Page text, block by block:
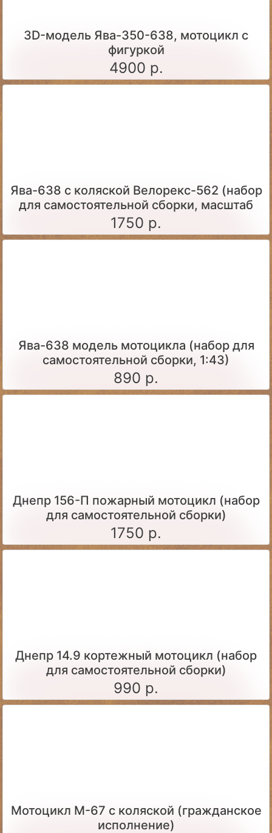
3D-модель Ява-350-638, мотоцикл с
фигуркой
4900 р.
Ява-638 с коляской Велорекс-562 (набор
для самостоятельной сборки, масштаб
1:43)
1750 р.
Ява-638 модель мотоцикла (набор для
самостоятельной сборки, 1:43)
890 р.
Днепр 156-П пожарный мотоцикл (набор
для самостоятельной сборки)
1750 р.
Днепр 14.9 кортежный мотоцикл (набор
для самостоятельной сборки)
990 р.
Мотоцикл М-67 с коляской (гражданское
исполнение)